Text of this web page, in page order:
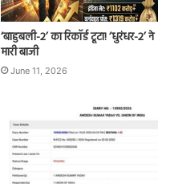
‘बाहुबली-2’ का रिकॉर्ड टूटा! ‘धुरंधर-2’ ने
मारी बाजी
June 11, 2026